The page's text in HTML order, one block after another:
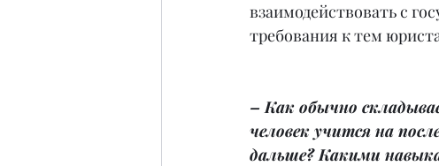
взаимодействовать с
требования к тем
– Как обычно
человек учится на
дальше? Какими